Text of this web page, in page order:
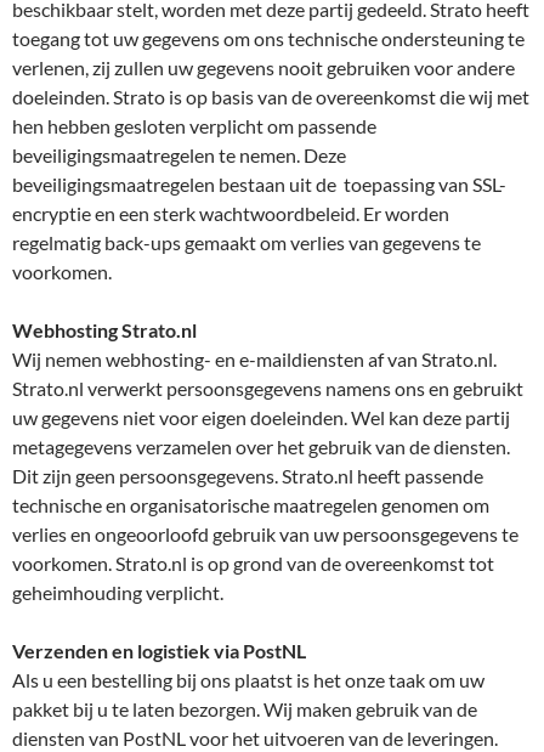
beschikbaar stelt, worden met deze partij gedeeld. Strato heeft
toegang tot uw gegevens om ons technische ondersteuning te
verlenen, zij zullen uw gegevens nooit gebruiken voor andere
doeleinden. Strato is op basis van de overeenkomst die wij met
hen hebben gesloten verplicht om passende
beveiligingsmaatregelen te nemen. Deze
beveiligingsmaatregelen bestaan uit de toepassing van SSL-
encryptie en een sterk wachtwoordbeleid. Er worden
regelmatig back-ups gemaakt om verlies van gegevens te
voorkomen.
WebhostingStrato.nl
Wij nemen webhosting- en e-maildiensten af van Strato.nl.
Strato.nl verwerkt persoonsgegevens namens ons en gebruikt
uw gegevens niet voor eigen doeleinden. Wel kan deze partij
metagegevens verzamelen over het gebruik van de diensten.
Dit zijn geen persoonsgegevens. Strato.nl heeft passende
technische en organisatorische maatregelen genomen om
verlies en ongeoorloofd gebruik van uw persoonsgegevens te
voorkomen. Strato.nl is op grond van de overeenkomst tot
geheimhouding verplicht.
Verzenden en logistiek via PostNL
Als u een bestelling bij ons plaatst is het onze taak om uw
pakket bij u te laten bezorgen. Wij maken gebruik van de
diensten van PostNL voor het uitvoeren van de leveringen.